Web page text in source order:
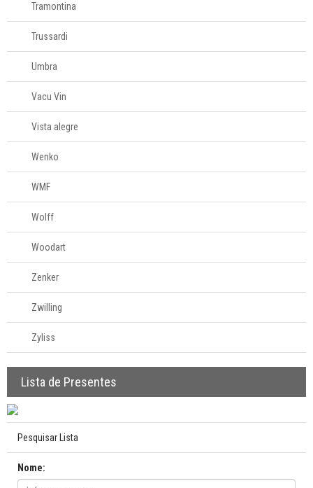
Tramontina
Trussardi
Umbra
Vacu Vin
Vista alegre
Wenko
WMF
Wolff
Woodart
Zenker
Zwilling
Zyliss
Lista de Presentes
Pesquisar Lista
Nome: